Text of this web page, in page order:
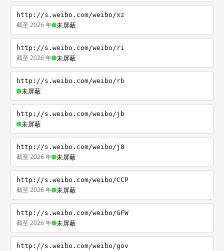
http://s.weibo.com/weibo/xz
截至 2026 年 未屏蔽
http://s.weibo.com/weibo/ri
截至 2026 年 未屏蔽
http://s.weibo.com/weibo/rb
未屏蔽
http://s.weibo.com/weibo/jb
未屏蔽
http://s.weibo.com/weibo/j8
截至 2026 年 未屏蔽
http://s.weibo.com/weibo/CCP
截至 2026 年 未屏蔽
http://s.weibo.com/weibo/GFW
截至 2026 年 未屏蔽
http://s.weibo.com/weibo/gov